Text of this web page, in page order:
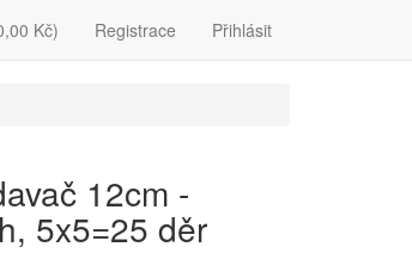
Registrace Přihlásit
Kč)
12cm -
5x5=25 děr